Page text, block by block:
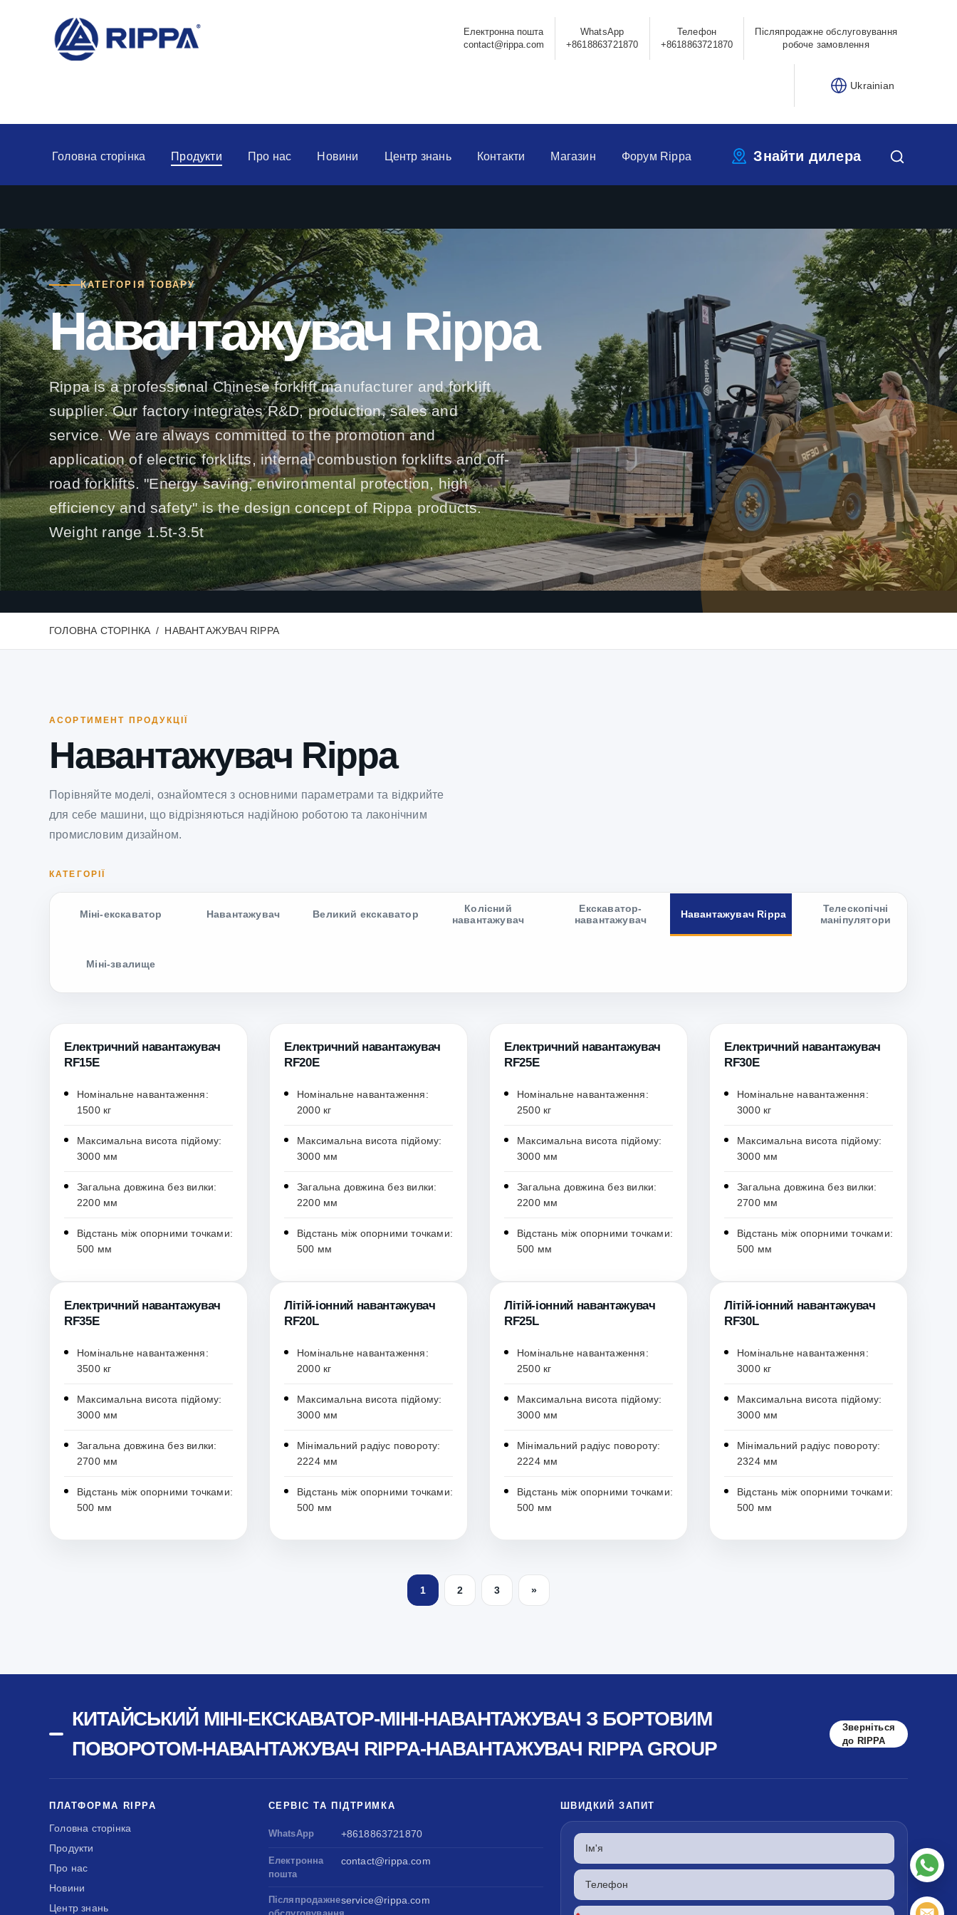
Електронна пошта
contact@rippa.com
WhatsApp
+8618863721870
Телефон
+8618863721870
Післяпродажне обслуговування
робоче замовлення
Ukrainian
Головна сторінка Продукти Про нас Новини Центр знань Контакти Магазин Форум Rippa Знайти дилера
КАТЕГОРІЯ ТОВАРУ
Навантажувач Rippa
Rippa is a professional Chinese forklift manufacturer and forklift
supplier. Our factory integrates R&D, production, sales and
service. We are always committed to the promotion and
application of electric forklifts, internal combustion forklifts and off-
road forklifts. "Energy saving, environmental protection, high
efficiency and safety" is the design concept of Rippa products.
Weight range 1.5t-3.5t
ГОЛОВНА СТОРІНКА НАВАНТАЖУВАЧ RIPPA
АСОРТИМЕНТ ПРОДУКЦІЇ
Навантажувач Rippa
Порівняйте моделі, ознайомтеся з основними параметрами та відкрийте
для себе машини, що відрізняються надійною роботою та лаконічним
промисловим дизайном.
КАТЕГОРІЇ
Міні-екскаватор Навантажувач Великий екскаватор
Колісний
навантажувач
Екскаватор-
навантажувач
Навантажувач Rippa
Телескопічні
маніпулятори
Міні-звалище
Електричний навантажувач
RF15E
Номінальне навантаження:
1500 кг
Максимальна висота підйому:
3000 мм
Загальна довжина без вилки:
2200 мм
Відстань між опорними точками:
500 мм
Електричний навантажувач
RF20E
Номінальне навантаження:
2000 кг
Максимальна висота підйому:
3000 мм
Загальна довжина без вилки:
2200 мм
Відстань між опорними точками:
500 мм
Електричний навантажувач
RF25E
Номінальне навантаження:
2500 кг
Максимальна висота підйому:
3000 мм
Загальна довжина без вилки:
2200 мм
Відстань між опорними точками:
500 мм
Електричний навантажувач
RF30E
Номінальне навантаження:
3000 кг
Максимальна висота підйому:
3000 мм
Загальна довжина без вилки:
2700 мм
Відстань між опорними точками:
500 мм
Електричний навантажувач
RF35E
Номінальне навантаження:
3500 кг
Максимальна висота підйому:
3000 мм
Загальна довжина без вилки:
2700 мм
Відстань між опорними точками:
500 мм
Літій-іонний навантажувач
RF20L
Номінальне навантаження:
2000 кг
Максимальна висота підйому:
3000 мм
Мінімальний радіус повороту:
2224 мм
Відстань між опорними точками:
500 мм
Літій-іонний навантажувач
RF25L
Номінальне навантаження:
2500 кг
Максимальна висота підйому:
3000 мм
Мінімальний радіус повороту:
2224 мм
Відстань між опорними точками:
500 мм
Літій-іонний навантажувач
RF30L
Номінальне навантаження:
3000 кг
Максимальна висота підйому:
3000 мм
Мінімальний радіус повороту:
2324 мм
Відстань між опорними точками:
500 мм
1 2 3 »
КИТАЙСЬКИЙ МІНІ-ЕКСКАВАТОР-МІНІ-НАВАНТАЖУВАЧ З БОРТОВИМ
ПОВОРОТОМ-НАВАНТАЖУВАЧ RIPPA-НАВАНТАЖУВАЧ RIPPA GROUP
Зверніться
до RIPPA
ПЛАТФОРМА RIPPA
Головна сторінка
Продукти
Про нас
Новини
Центр знань
СЕРВІС ТА ПІДТРИМКА
WhatsApp +8618863721870
Електронна
пошта
contact@rippa.com
Післяпродажнеservice@rippa.com
ШВИДКИЙ ЗАПИТ